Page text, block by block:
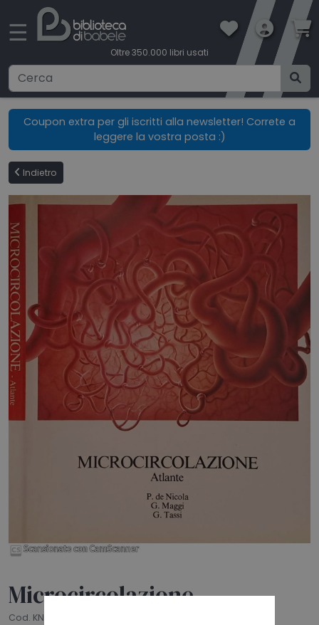
☰
Oltre 350.000 libri usati
Ricerca avanzata
CONDIZIONI DI VENDITA
HOME
CHI SIAMO
Coupon extra per gli iscritti alla newsletter! Correte a
leggere la vostra posta :)
Indietro
Microcircolazione
Cod. KNS1642